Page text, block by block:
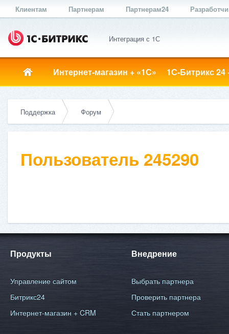
Клиентам Партнерам Партнерам24
Интеграция с 1С
Интернет-магазин + «1С» 1С-Битрикс 24
Поддержка Форум
Пользователь 245290
Продукты
Управление сайтом
Битрикс24
Интернет-магазин + CRM
Внедрение
Выбрать партнера
Проверить партнера
Стать партнером